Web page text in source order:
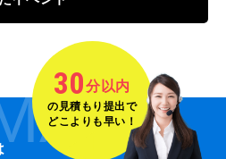
30分以内
の見積もり提出で
どこよりも早い！